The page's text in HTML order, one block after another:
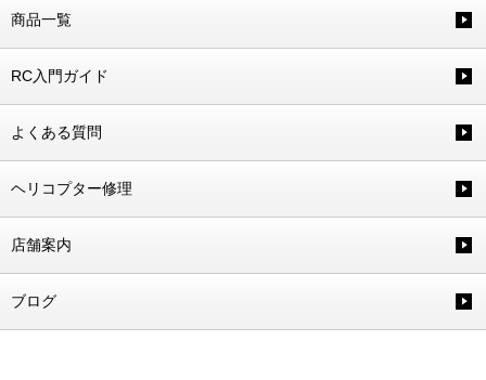
商品一覧
RC入門ガイド
よくある質問
ヘリコプター修理
店舗案内
ブログ